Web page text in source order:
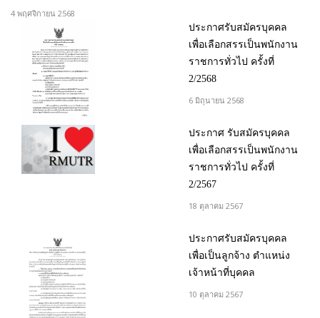
4 พฤศจิกายน 2568
ประกาศรับสมัครบุคคล
เพื่อเลือกสรรเป็นพนักงาน
ราชการทั่วไป ครั้งที่
2/2568
6 มิถุนายน 2568
ประกาศ รับสมัครบุคคล
เพื่อเลือกสรรเป็นพนักงาน
ราชการทั่วไป ครั้งที่
2/2567
18 ตุลาคม 2567
ประกาศรับสมัครบุคคล
เพื่อเป็นลูกจ้าง ตำแหน่ง
เจ้าหน้าที่บุคคล
10 ตุลาคม 2567